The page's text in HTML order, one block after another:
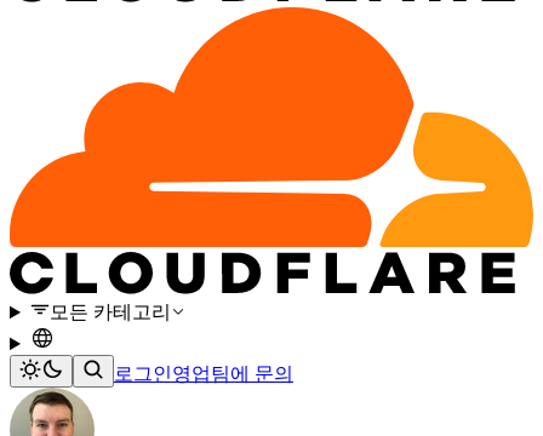
모든 카테고리
로그인영업팀에 문의